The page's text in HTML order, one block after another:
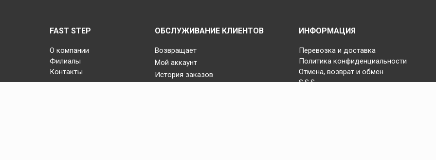
FAST STEP
О компании
Филиалы
Контакты
ОБСЛУЖИВАНИЕ КЛИЕНТОВ
Возвращает
Мой аккаунт
История заказов
ИНФОРМАЦИЯ
Перевозка и доставка
Политика конфиденциальности
Отмена, возврат и обмен
S.S.S.